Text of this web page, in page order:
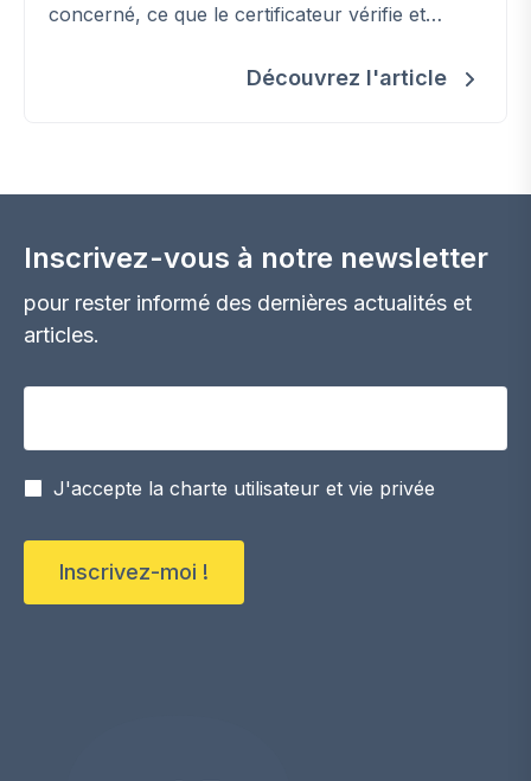
concerné, ce que le certificateur vérifie et
Découvrez l'article
Inscrivez-vous à notre newsletter
pour rester informé des dernières actualités et
articles.
J'accepte la charte utilisateur et vie privée
Inscrivez-moi !